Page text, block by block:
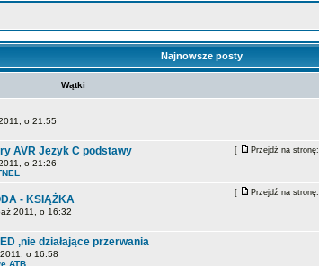
Najnowsze posty
Wątki
o 21:55
[ Przejdź na stronę:
AVR Jezyk C podstawy
o 21:26
[ Przejdź na stronę:
- KSIĄŻKA
2011, o 16:32
,nie działające przerwania
o 16:58
ATB